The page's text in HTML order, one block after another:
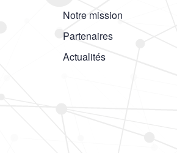
Notre mission
Partenaires
Actualités